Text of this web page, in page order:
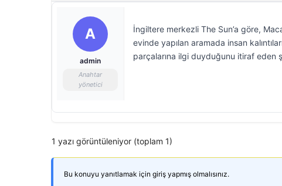
A
admin
Anahtar
yönetici
İngiltere merkezli The Sun’a göre,
evinde yapılan aramada insan
parçalarına ilgi duyduğunu itiraf eden
1 yazı görüntüleniyor (toplam 1)
Bu konuyu yanıtlamak için giriş yapmış olmalısınız.